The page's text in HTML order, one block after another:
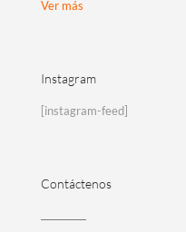
Ver más
Instagram
[instagram-feed]
Contáctenos